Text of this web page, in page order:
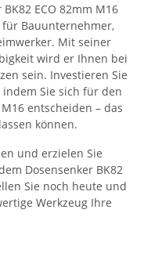
ECO 82mm M16
Bauunternehmer,
Mit seiner
wird er Ihnen bei
sein. Investieren Sie
Sie sich für den
entscheiden – das
können.
und erzielen Sie
Dosensenker BK82
Sie noch heute und
Werkzeug Ihre